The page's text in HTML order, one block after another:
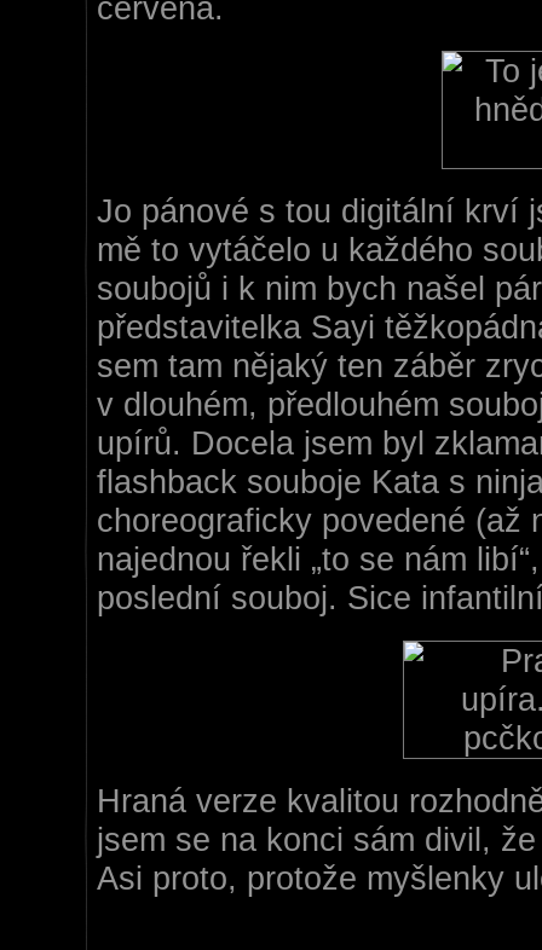
červená.
Jo pánové s tou digitální krví
mě to vytáčelo u každého
soubojů i k nim bych našel
představitelka Sayi
sem tam nějaký ten záběr
v dlouhém, předlouhém
upírů. Docela jsem byl
flashback souboje Kata s
choreograficky povedené (až
najednou řekli „to se nám
poslední souboj. Sice
Hraná verze kvalitou
jsem se na konci sám divil,
Asi proto, protože myšlenky